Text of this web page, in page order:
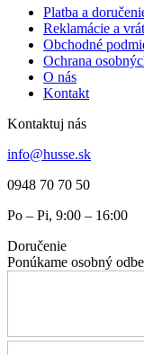
Platba a
Reklamácie a
Obchodné
Ochrana
O nás
Kontakt
Kontaktuj nás
info@husse.sk
0948 70 70 50
Po – Pi, 9:00 – 16:00
Doručenie
Ponúkame osobný